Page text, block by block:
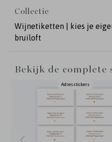
Collectie
Wijnetiketten | kies je
bruiloft
Bekijk de complete
Adresstickers